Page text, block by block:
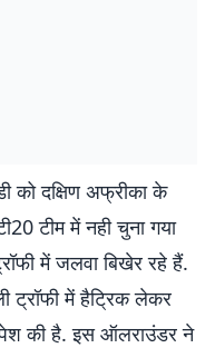
को दक्षिण अफ्रीका के
टीम में नही चुना गया
में जलवा बिखेर रहे हैं.
ट्रॉफी में हैट्रिक लेकर
पेश की है. इस ऑलराउंडर ने